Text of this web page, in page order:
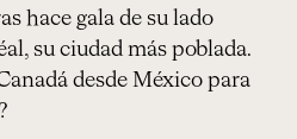
hace gala de su lado
su ciudad más poblada.
desde México para